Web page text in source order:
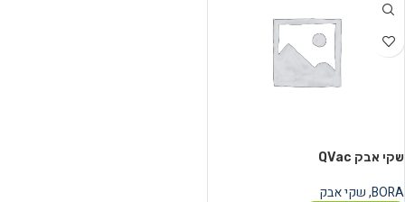
שקי אבק QVac
BORA
,שקי אבק